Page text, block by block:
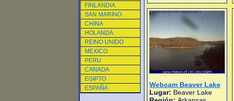
FINLANDIA
SAN MARINO
CHINA
HOLANDA
REINO UNIDO
MEXICO
PERU
CANADA
EGIPTO
ESPAÑA
Webcam Beaver Lake
Lugar: Beaver Lake